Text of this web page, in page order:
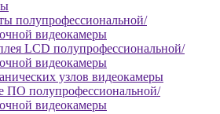
полупрофессиональной/
видеокамеры
LCD полупрофессиональной/
видеокамеры
узлов видеокамеры
ПО полупрофессиональной/
видеокамеры